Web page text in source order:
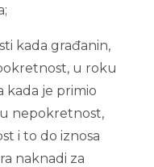
kada građanin,
u roku
kada je primio
nepokretnost,
i to do iznosa
naknadi za